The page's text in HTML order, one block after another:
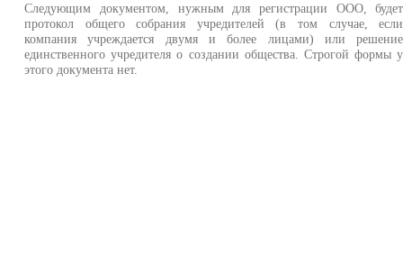
Следующим документом, нужным для регистрации ООО, будет
протокол общего собрания учредителей (в том случае, если
компания учреждается двумя и более лицами) или решение
единственного учредителя о создании общества. Строгой формы у
этого документа нет.